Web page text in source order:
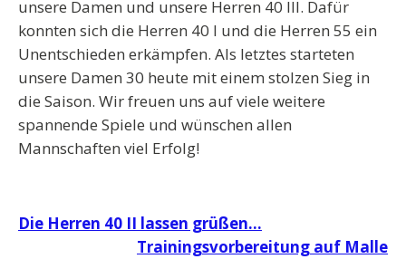
unsere Damen und unsere Herren 40 III. Dafür
konnten sich die Herren 40 I und die Herren 55 ein
Unentschieden erkämpfen. Als letztes starteten
unsere Damen 30 heute mit einem stolzen Sieg in
die Saison. Wir freuen uns auf viele weitere
spannende Spiele und wünschen allen
Mannschaften viel Erfolg!
Beitragsnavigation
Die Herren 40 II lassen grüßen…
Trainingsvorbereitung auf Malle